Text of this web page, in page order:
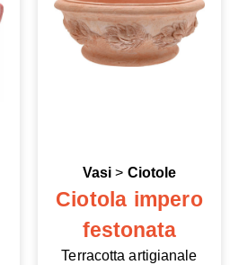
Vasi > Ciotole
Ciotola impero
festonata
Terracotta artigianale